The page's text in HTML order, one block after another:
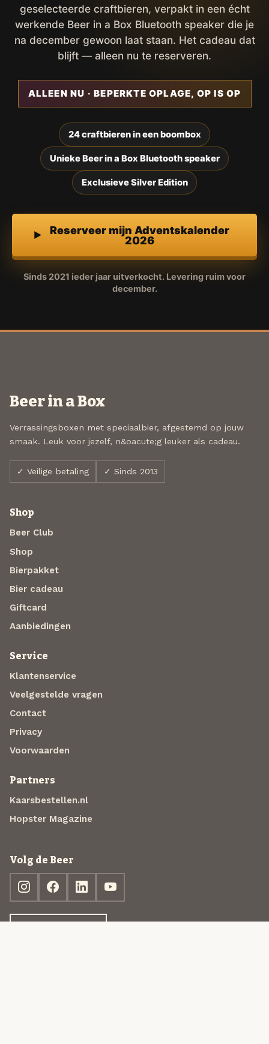
geselecteerde craftbieren, verpakt in een écht
werkende Beer in a Box Bluetooth speaker die je
na december gewoon laat staan. Het cadeau dat
blijft — alleen nu te reserveren.
ALLEEN NU · BEPERKTE OPLAGE, OP IS OP
24 craftbieren in een boombox
Unieke Beer in a Box Bluetooth speaker
Exclusieve Silver Edition
Reserveer mijn Adventskalender
2026
Sinds 2021 ieder jaar uitverkocht. Levering ruim voor
december.
Beer in a Box
Verrassingsboxen met speciaalbier, afgestemd op jouw
smaak. Leuk voor jezelf, n&oacute;g leuker als cadeau.
✓ Veilige betaling ✓ Sinds 2013
Shop
Beer Club
Shop
Bierpakket
Bier cadeau
Giftcard
Aanbiedingen
Service
Klantenservice
Veelgestelde vragen
Contact
Privacy
Voorwaarden
Partners
Kaarsbestellen.nl
Hopster Magazine
Volg de Beer